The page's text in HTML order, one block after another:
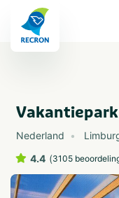
Nederland
4.4 (3105